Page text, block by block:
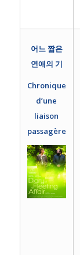
어느 짧은
연애의 기
Chronique
d’une
liaison
passagère